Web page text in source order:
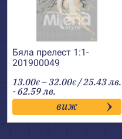
Бяла прелест 1:1-
201900049
13.00€ –32.00€Price
range:
13.00€
through
32.00€
/ 25.43 лв.
- 62.59 лв.
виж